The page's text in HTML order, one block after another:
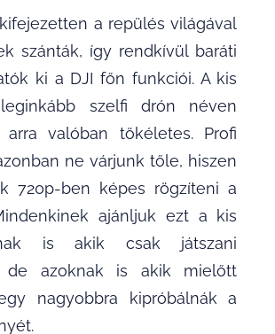
a repülés világával
szánták, így rendkívül baráti
ki a DJI főn funkciói. A kis
szelfi drón néven
valóban tökéletes. Profi
ne várjunk tőle, hiszen
720p-ben képes rögzíteni a
ajánljuk ezt a kis
is akik csak játszani
de azoknak is akik mielőtt
nagyobbra kipróbálnák a